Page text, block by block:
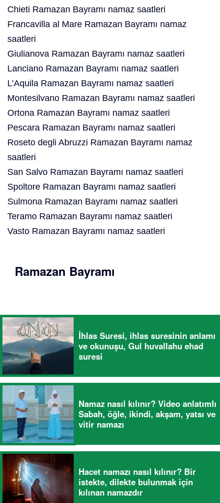
Chieti Ramazan Bayramı namaz saatleri
Francavilla al Mare Ramazan Bayramı namaz
saatleri
Giulianova Ramazan Bayramı namaz saatleri
Lanciano Ramazan Bayramı namaz saatleri
L’Aquila Ramazan Bayramı namaz saatleri
Montesilvano Ramazan Bayramı namaz saatleri
Ortona Ramazan Bayramı namaz saatleri
Pescara Ramazan Bayramı namaz saatleri
Roseto degli Abruzzi Ramazan Bayramı namaz
saatleri
San Salvo Ramazan Bayramı namaz saatleri
Spoltore Ramazan Bayramı namaz saatleri
Sulmona Ramazan Bayramı namaz saatleri
Teramo Ramazan Bayramı namaz saatleri
Vasto Ramazan Bayramı namaz saatleri
Ramazan Bayramı
İhlas Suresi, ihlas suresinin anlamı
ve okunuşu, Gul huvallahu ehad
suresi
Namaz nasıl kılınır? Video anlatımlı
Sabah, öğle, ikindi, akşam, yatsı ve
vitir namazı
Hacet namazı nasıl kılınır? Bir
istekte, dilekte bulunmak için
kılınan namazdır